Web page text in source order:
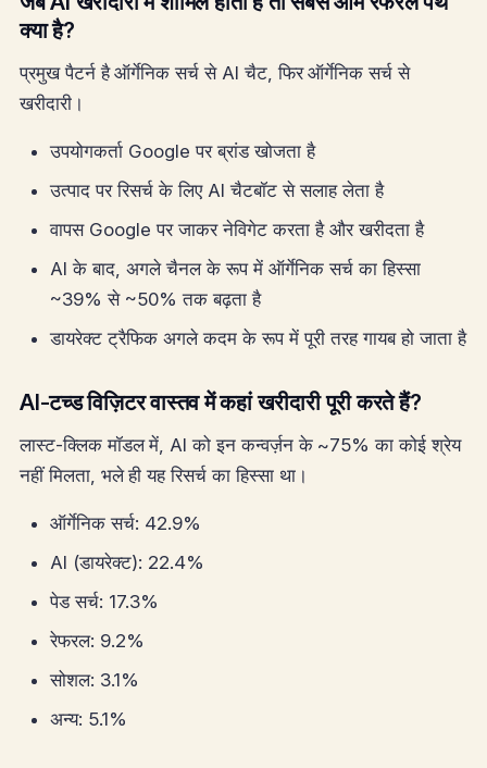
क्या है?
प्रमुख पैटर्न है ऑर्गेनिक सर्च से AI चैट, फिर ऑर्गेनिक सर्च से
खरीदारी।
उपयोगकर्ता Google पर ब्रांड खोजता है
उत्पाद पर रिसर्च के लिए AI चैटबॉट से सलाह लेता है
वापस Google पर जाकर नेविगेट करता है और खरीदता है
AI के बाद, अगले चैनल के रूप में ऑर्गेनिक सर्च का हिस्सा
~39% से ~50% तक बढ़ता है
डायरेक्ट ट्रैफिक अगले कदम के रूप में पूरी तरह गायब हो जाता है
AI-टच्ड विज़िटर वास्तव में कहां खरीदारी पूरी करते हैं?
लास्ट-क्लिक मॉडल में, AI को इन कन्वर्ज़न के ~75% का कोई श्रेय
नहीं मिलता, भले ही यह रिसर्च का हिस्सा था।
ऑर्गेनिक सर्च: 42.9%
AI (डायरेक्ट): 22.4%
पेड सर्च: 17.3%
रेफरल: 9.2%
सोशल: 3.1%
अन्य: 5.1%